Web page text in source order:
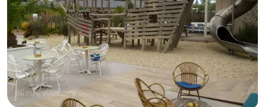
Appartementen
Campings
Hotels
Vakantiehuizen